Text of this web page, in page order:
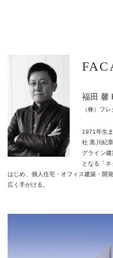
福田 馨
（株）フ
1971年生
社 黒川紀
グライン
となる「
はじめ、個人住宅・オフィス建築・開
広く手がける。